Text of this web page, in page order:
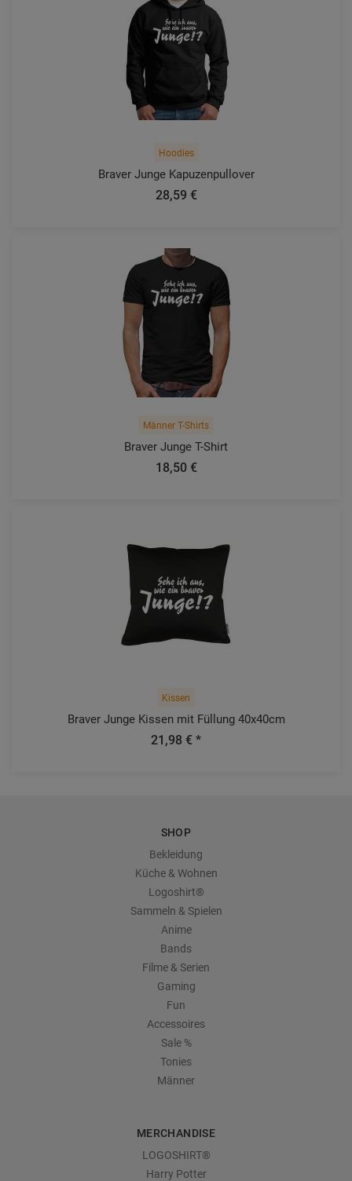
Hoodies
Braver Junge Kapuzenpullover
28,59 €
Männer T-Shirts
Braver Junge T-Shirt
18,50 €
Kissen
Braver Junge Kissen mit Füllung 40x40cm
21,98 € *
SHOP
Bekleidung
Küche & Wohnen
Logoshirt®
Sammeln & Spielen
Anime
Bands
Filme & Serien
Gaming
Fun
Accessoires
Sale %
Tonies
Männer
MERCHANDISE
LOGOSHIRT®
Harry Potter